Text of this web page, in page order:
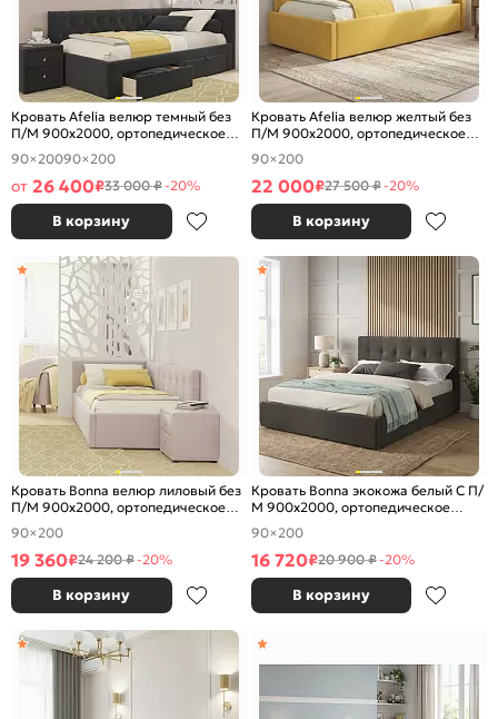
Кровать Afelia велюр темный без
П/М 900x2000, ортопедическое
основание, изголовье мягкое
90×20090×200
от 26 400₽33 000 ₽-20%
В корзину
Кровать Afelia велюр желтый без
П/М 900x2000, ортопедическое
основание, изголовье мягкое
90×200
22 000₽27 500 ₽-20%
В корзину
Кровать Bonna велюр лиловый без
П/М 900x2000, ортопедическое
основание, изголовье мягкое
90×200
19 360₽24 200 ₽-20%
В корзину
Кровать Bonna экокожа белый С П/
М 900x2000, ортопедическое
основание, изголовье мягкое
90×200
16 720₽20 900 ₽-20%
В корзину